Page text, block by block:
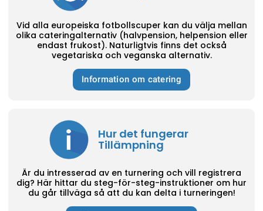
Vid alla europeiska fotbollscuper kan du välja mellan
olika cateringalternativ (halvpension, helpension eller
endast frukost). Naturligtvis finns det också
vegetariska och veganska alternativ.
Information om catering
Hur det fungerar
Tillämpning
Är du intresserad av en turnering och vill registrera
dig? Här hittar du steg-för-steg-instruktioner om hur
du går tillväga så att du kan delta i turneringen!